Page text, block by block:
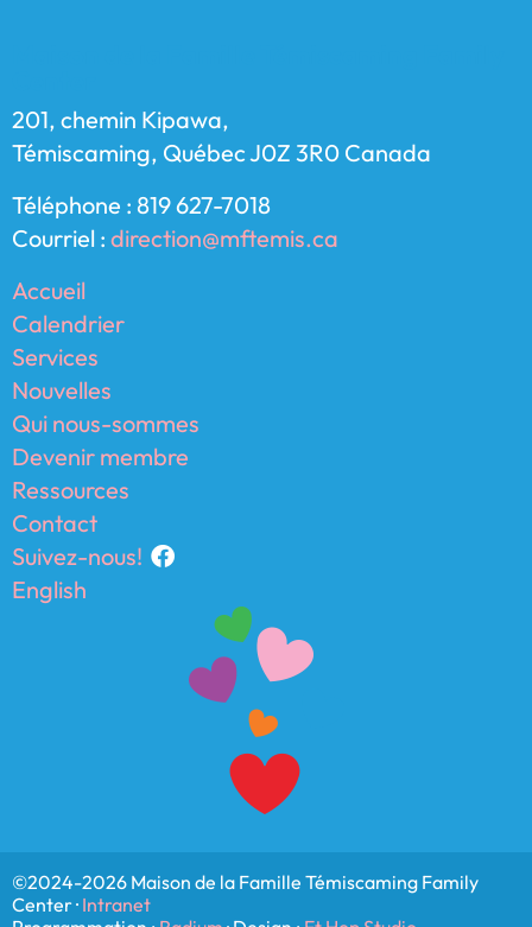
201, chemin Kipawa,
Témiscaming, Québec J0Z 3R0 Canada
Téléphone : 819 627-7018
Courriel : direction@mftemis.ca
Accueil
Calendrier
Services
Nouvelles
Qui nous-sommes
Devenir membre
Ressources
Contact
Suivez-nous!
English
©2024-2026 Maison de la Famille Témiscaming Family
Center · Intranet